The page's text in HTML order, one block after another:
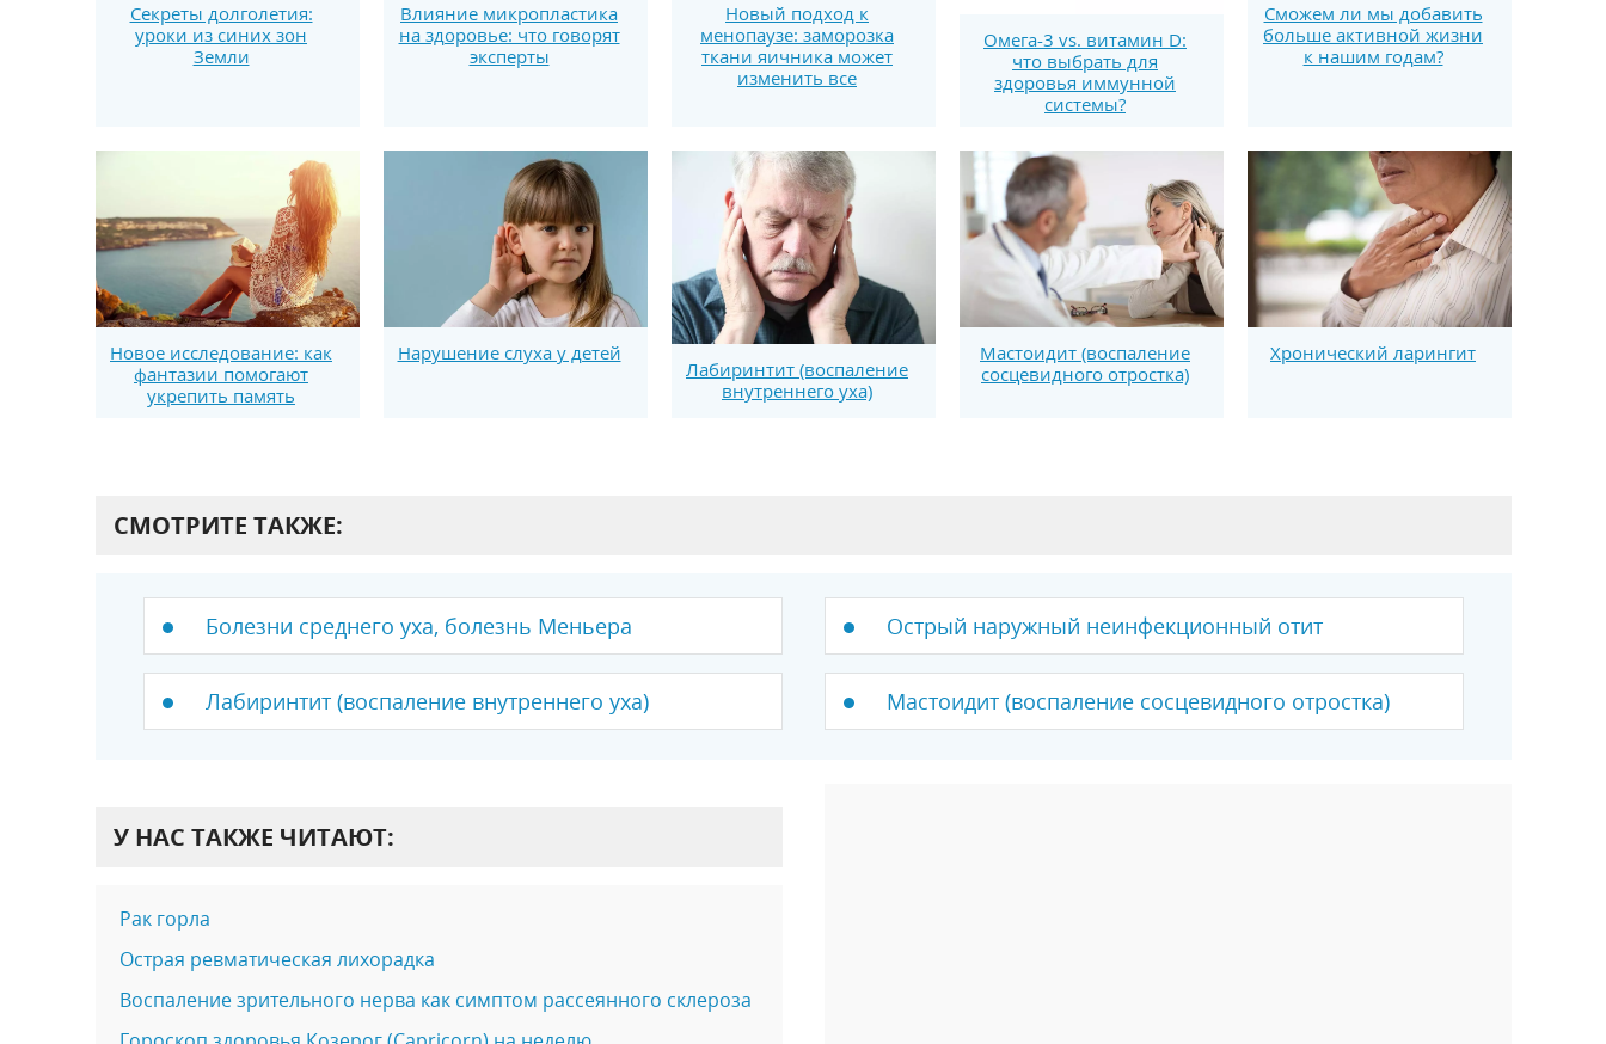
Секреты долголетия:
уроки из синих зон
Земли
Влияние микропластика
на здоровье: что говорят
эксперты
Новый подход к
менопаузе: заморозка
ткани яичника может
изменить все
Омега-3 vs. витамин D:
что выбрать для
здоровья иммунной
системы?
Сможем ли мы добавить
больше активной жизни
к нашим годам?
Новое исследование: как
фантазии помогают
укрепить память
Нарушение слуха у детей
Лабиринтит (воспаление
внутреннего уха)
Мастоидит (воспаление
сосцевидного отростка)
Хронический ларингит
СМОТРИТЕ ТАКЖЕ:
Болезни среднего уха, болезнь Меньера Острый наружный неинфекционный отит
Лабиринтит (воспаление внутреннего уха) Мастоидит (воспаление сосцевидного отростка)
У НАС ТАКЖЕ ЧИТАЮТ:
Рак горла
Острая ревматическая лихорадка
Воспаление зрительного нерва как симптом рассеянного склероза